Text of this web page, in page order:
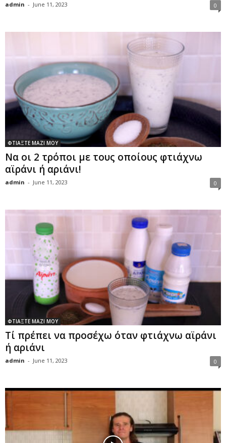
admin - June 11, 2023 0
ΦΤΙΑΞΤΕ ΜΑΖΙ ΜΟΥ
Να οι 2 τρόποι με τους οποίους φτιάχνω
αϊράνι ή αριάνι!
admin - June 11, 2023 0
ΦΤΙΑΞΤΕ ΜΑΖΙ ΜΟΥ
Τί πρέπει να προσέχω όταν φτιάχνω αϊράνι
ή αριάνι
admin - June 11, 2023 0